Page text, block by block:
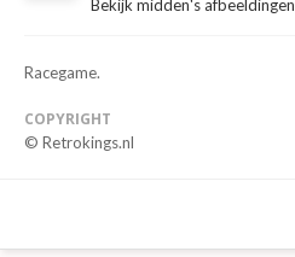
Bekijk midden's afbeeldingen
Racegame.
COPYRIGHT
© Retrokings.nl